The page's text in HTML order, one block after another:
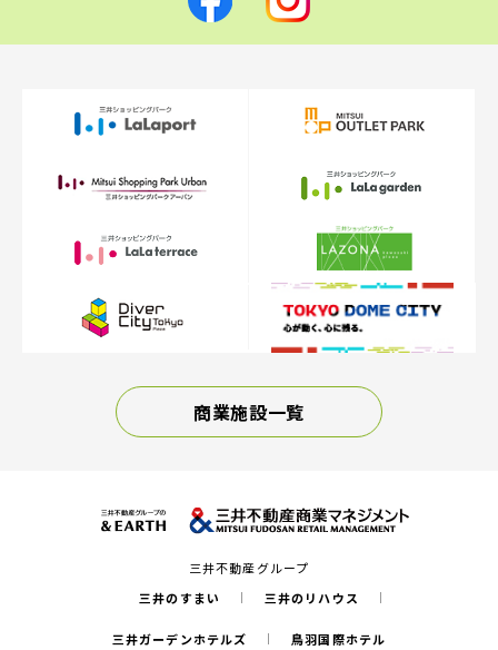
商業施設一覧
三井不動産グループ
三井のすまい
三井のリハウス
三井ガーデンホテルズ 鳥羽国際ホテル